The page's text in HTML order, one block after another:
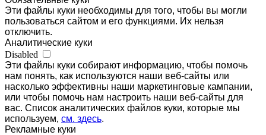
Эти файлы куки необходимы для того, чтобы вы могли
пользоваться сайтом и его функциями. Их нельзя
отключить.
Аналитические куки
Disabled
Эти файлы куки собирают информацию, чтобы помочь
нам понять, как используются наши веб-сайты или
насколько эффективны наши маркетинговые кампании,
или чтобы помочь нам настроить наши веб-сайты для
вас. Список аналитических файлов куки, которые мы
используем, см. здесь.
Рекламные куки